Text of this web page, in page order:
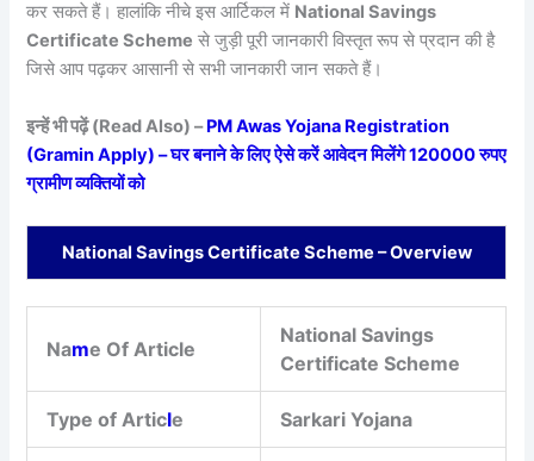
कर सकते हैं। हालांकि नीचे इस आर्टिकल में National Savings
Certificate Scheme से जुड़ी पूरी जानकारी विस्तृत रूप से प्रदान की है
जिसे आप पढ़कर आसानी से सभी जानकारी जान सकते हैं।
इन्हें भी पढ़ें (Read Also) –PM Awas Yojana Registration
(Gramin Apply) – घर बनाने के लिए ऐसे करें आवेदन मिलेंगे 120000 रुपए
ग्रामीण व्यक्तियों को
National Savings Certificate Scheme – Overview
Name Of Article
National Savings
Certificate Scheme
Type of Article Sarkari Yojana